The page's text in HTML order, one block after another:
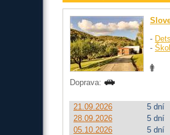
-
-
Doprava:
21.09.2026
5 dní
28.09.2026
5 dní
05.10.2026
5 dní